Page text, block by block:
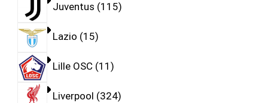
Juventus 115
Lazio 15
Lille OSC 11
Liverpool 324